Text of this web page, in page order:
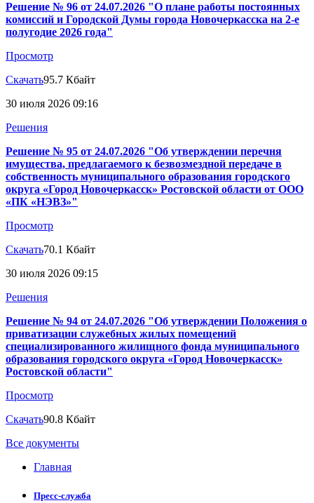
Решение № 96 от 24.07.2026 "О плане работы постоянных
комиссий и Городской Думы города Новочеркасска на 2-е
полугодие 2026 года"
Просмотр
Скачать95.7 Кбайт
30 июля 2026 09:16
Решения
Решение № 95 от 24.07.2026 "Об утверждении перечня
имущества, предлагаемого к безвозмездной передаче в
собственность муниципального образования городского
округа «Город Новочеркасск» Ростовской области от ООО
«ПК «НЭВЗ»"
Просмотр
Скачать70.1 Кбайт
30 июля 2026 09:15
Решения
Решение № 94 от 24.07.2026 "Об утверждении Положения о
приватизации служебных жилых помещений
специализированного жилищного фонда муниципального
образования городского округа «Город Новочеркасск»
Ростовской области"
Просмотр
Скачать90.8 Кбайт
Все документы
Главная
Пресс-служба